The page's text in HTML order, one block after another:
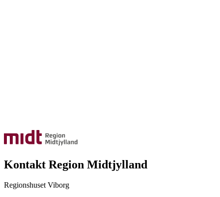
Kontakt Region Midtjylland
Regionshuset Viborg